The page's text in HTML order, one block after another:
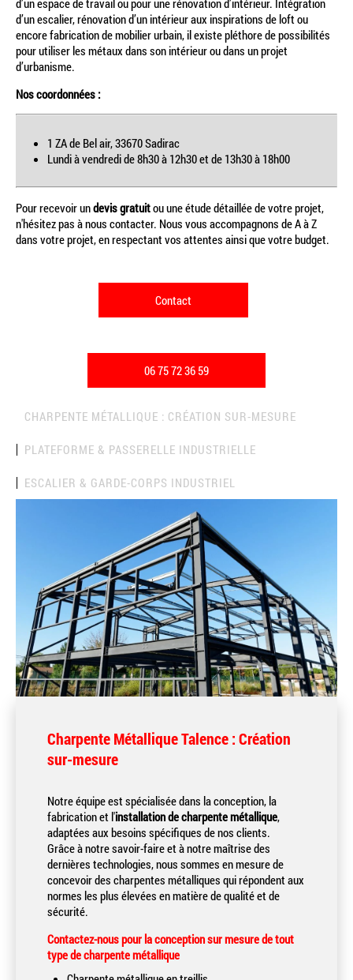
d’un espace de travail ou pour une rénovation d’intérieur. Intégration
d’un escalier, rénovation d’un intérieur aux inspirations de loft ou
encore fabrication de mobilier urbain, il existe pléthore de possibilités
pour utiliser les métaux dans son intérieur ou dans un projet
d’urbanisme.
Nos coordonnées :
1 ZA de Bel air, 33670 Sadirac
Lundi à vendredi de 8h30 à 12h30 et de 13h30 à 18h00
Pour recevoir undevis gratuitou une étude détaillée de votre projet,
n'hésitez pas à nous contacter. Nous vous accompagnons de A à Z
dans votre projet, en respectant vos attentes ainsi que votre budget.
Contact
06 75 72 36 59
CHARPENTE MÉTALLIQUE : CRÉATION SUR-MESURE
PLATEFORME & PASSERELLE INDUSTRIELLE
ESCALIER & GARDE-CORPS INDUSTRIEL
Charpente Métallique Talence : Création
sur-mesure
Notre équipe est spécialisée dans la conception, la
fabrication et l'installation de charpente métallique,
adaptées aux besoins spécifiques de nos clients.
Grâce à notre savoir-faire et à notre maîtrise des
dernières technologies, nous sommes en mesure de
concevoir des charpentes métalliques qui répondent aux
normes les plus élevées en matière de qualité et de
sécurité.
Contactez-nous pour la conception sur mesure de tout
type de charpente métallique